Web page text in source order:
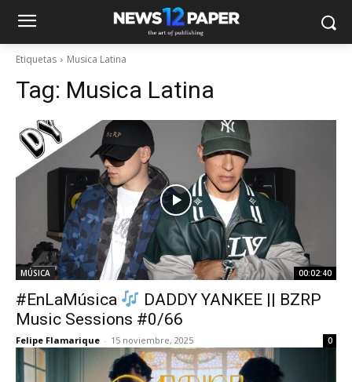
Etiquetas Musica Latina
Tag: Musica Latina
MÚSICA 00:02:40
#EnLaMúsica
DADDY YANKEE || BZRP
Music Sessions #0/66
Felipe Flamarique - 15 noviembre, 2025 0